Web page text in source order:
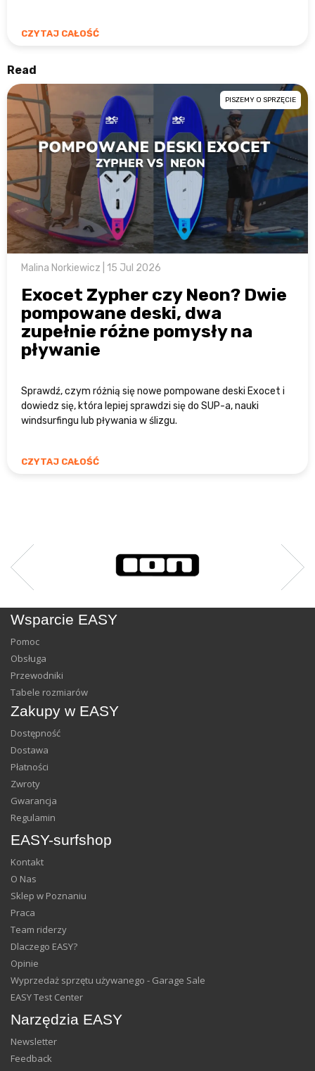
CZYTAJ CAŁOŚĆ
Read
PISZEMY O SPRZĘCIE
Malina Norkiewicz | 15 Jul 2026
Exocet Zypher czy Neon? Dwie
pompowane deski, dwa
zupełnie różne pomysły na
pływanie
Sprawdź, czym różnią się nowe pompowane deski Exocet i
dowiedz się, która lepiej sprawdzi się do SUP-a, nauki
windsurfingu lub pływania w ślizgu.
CZYTAJ CAŁOŚĆ
Wsparcie EASY
Pomoc
Obsługa
Przewodniki
Tabele rozmiarów
Zakupy w EASY
Dostępność
Dostawa
Płatności
Zwroty
Gwarancja
Regulamin
EASY-surfshop
Kontakt
O Nas
Sklep w Poznaniu
Praca
Team riderzy
Dlaczego EASY?
Opinie
Wyprzedaż sprzętu używanego - Garage Sale
EASY Test Center
Narzędzia EASY
Newsletter
Feedback